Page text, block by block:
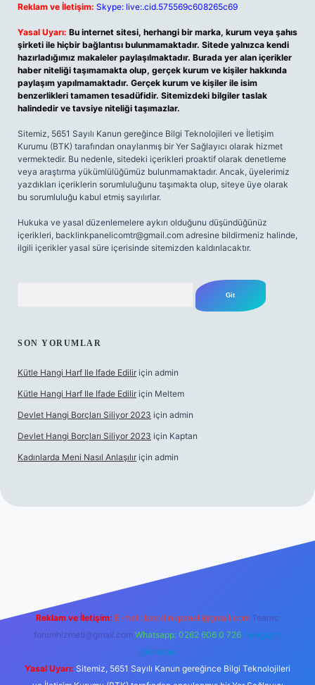
Reklam ve İletişim: Skype: live:.cid.575569c608265c69
Yasal Uyarı: Bu internet sitesi, herhangi bir marka, kurum veya şahıs
şirketi ile hiçbir bağlantısı bulunmamaktadır. Sitede yalnızca kendi
hazırladığımız makaleler paylaşılmaktadır. Burada yer alan içerikler
haber niteliği taşımamakta olup, gerçek kurum ve kişiler hakkında
paylaşım yapılmamaktadır. Gerçek kurum ve kişiler ile isim
benzerlikleri tamamen tesadüfidir. Sitemizdeki bilgiler taslak
halindedir ve tavsiye niteliği taşımazlar.
Sitemiz, 5651 Sayılı Kanun gereğince Bilgi Teknolojileri ve İletişim
Kurumu (BTK) tarafından onaylanmış bir Yer Sağlayıcı olarak hizmet
vermektedir. Bu nedenle, sitedeki içerikleri proaktif olarak denetleme
veya araştırma yükümlülüğümüz bulunmamaktadır. Ancak, üyelerimiz
yazdıkları içeriklerin sorumluluğunu taşımakta olup, siteye üye olarak
bu sorumluluğu kabul etmiş sayılırlar.
Hukuka ve yasal düzenlemelere aykırı olduğunu düşündüğünüz
içerikleri, backlinkpanelicomtr@gmail.com adresine bildirmeniz halinde,
ilgili içerikler yasal süre içerisinde sitemizden kaldırılacaktır.
SON YORUMLAR
Kütle Hangi Harf Ile Ifade Edilir için admin
Kütle Hangi Harf Ile Ifade Edilir için Meltem
Devlet Hangi Borçları Siliyor 2023 için admin
Devlet Hangi Borçları Siliyor 2023 için Kaptan
Kadınlarda Meni Nasıl Anlaşılır için admin
Betexper
Reklam ve İletişim: E-mail: backlinkpaneli@gmail.com Teams:
forumhizmeti@gmail.com Whatsapp: 0262 606 0 726 Telegram:
@karabul
Yasal Uyarı: Sitemiz, 5651 Sayılı Kanun gereğince Bilgi Teknolojileri